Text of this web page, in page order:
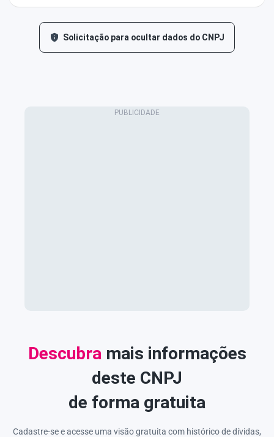
Solicitação para ocultar dados do CNPJ
Descubra mais informações
deste CNPJ
de forma gratuita
Cadastre-se e acesse uma visão gratuita com histórico de dívidas,